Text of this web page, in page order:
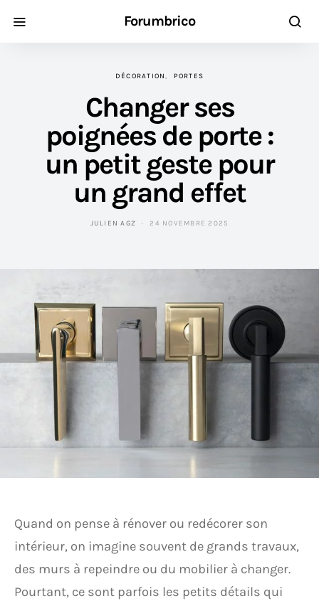
Forumbrico
DÉCORATION PORTES
Changer ses
poignées de porte :
un petit geste pour
un grand effet
JULIEN AGZ 24 NOVEMBRE 2025
Quand on pense à rénover ou redécorer son
intérieur, on imagine souvent de grands travaux,
des murs à repeindre ou du mobilier à changer.
Pourtant, ce sont parfois les petits détails qui